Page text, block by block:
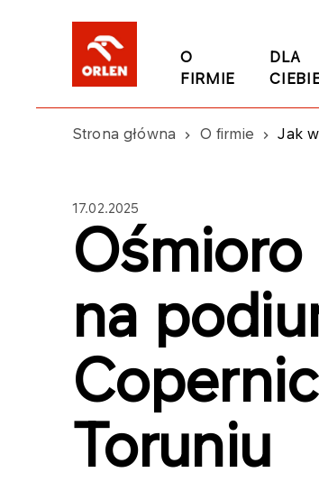
O
FIRMIE
DLA
Strona główna O firmie Jak
17.02.2025
Ośmioro
na
Toruniu